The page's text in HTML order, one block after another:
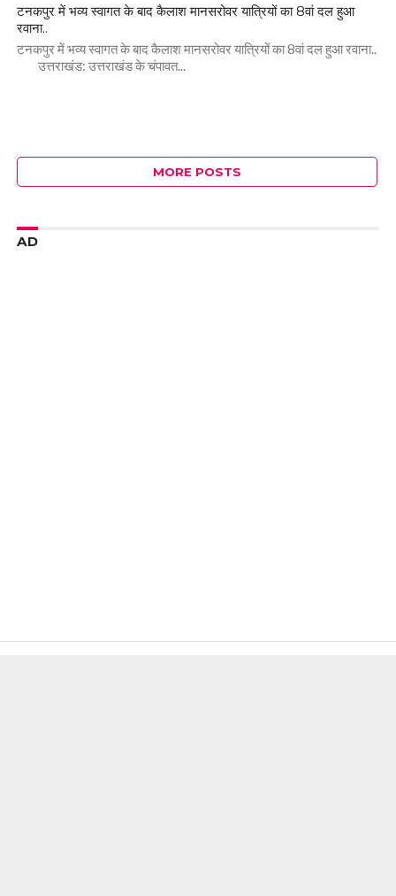
टनकपुर में भव्य स्वागत के बाद कैलाश मानसरोवर यात्रियों का 8वां दल हुआ
रवाना..
टनकपुर में भव्य स्वागत के बाद कैलाश मानसरोवर यात्रियों का 8वां दल हुआ रवाना..
उत्तराखंड: उत्तराखंड के चंपावत...
MORE POSTS
AD